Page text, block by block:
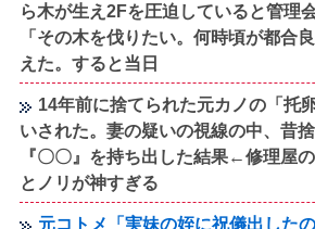
ら木が生え2Fを圧迫していると管理
「その木を伐りたい。何時頃が都合
えた。すると当日
14年前に捨てられた元カノの「托
いされた。妻の疑いの視線の中、昔
『〇〇』を持ち出した結果←修理屋
とノリが神すぎる
元コトメ「実妹の姪に祝儀出した